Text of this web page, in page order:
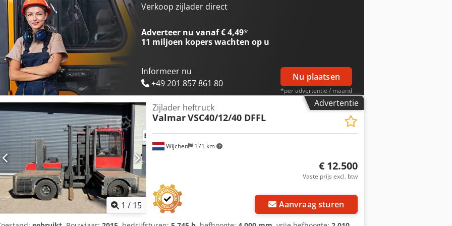
- Doorrijhoogte: 2720mm - Vrije-heffing: 1870mm - Vorklengte: 1160mm - Maximale vorkbreedte:
- Minimale vorkbreedte: 440mm - Aanbouwdeel: Vorkenspreider - Opties: Vrije-heffing - Mast:
- Keuring tot: 12.2025 Dcedpfx Aoxzznpjfpjk - Aandrijving: Elektrisch - Rijrichting: 4 weg -
accu informatie: - └ Merk/Type: 40/5PzBH775 - └ Bouwjaar batterij: 2016 - └ Capaciteit: 775Ah - └
spanning: 80V - Transportafmetingen: 2300mm x 2600mm x 2720mm (l x b x h) - Transportgewicht
6900kg - Transportcolli [st.]: 1 Financiële informatie BTW: De getoonde prijs is exclusief BTW
marge: BTW verrekenbaar voor ondernemers Levering en inruil altijd mogelijk van alles in de
sectoren Koen van Lent
Verkoop zijlader direct
Adverteer nu vanaf € 4,49*
11 miljoen koperswachten op u
Informeer nu
+49 201 857 861 80
Nu plaatsen
*per advertentie / maand
Advertentie
1 / 15
Wijchen 171 km
Zijlader heftruck
ValmarVSC40/12/40 DFFL
€ 12.500
Vaste prijs excl. btw
Aanvraag sturen